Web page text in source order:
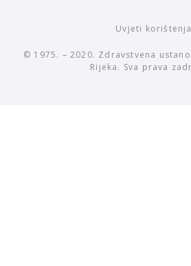
Uvjeti korištenja
© 1975. – 2020. Zdravstvena
Rijeka. Sva prava